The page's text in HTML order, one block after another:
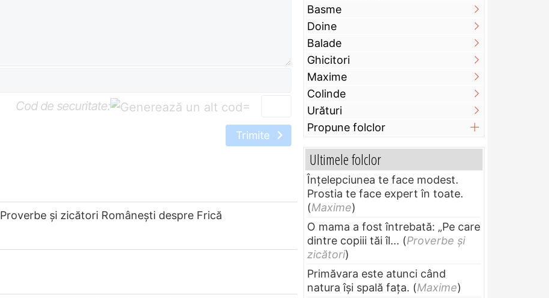
Cod de securitate: =
Trimite
Proverbe și zicători Româneşti despre Frică
Basme
Doine
Balade
Ghicitori
Maxime
Colinde
Urături
Propune folclor
Ultimele folclor
Înțelepciunea te face modest.
Prostia te face expert în toate.
(Maxime)
O mama a fost întrebată: „Pe care
dintre copiii tăi îl... (Proverbe și
zicători)
Primăvara este atunci când
natura își spală fața. (Maxime)